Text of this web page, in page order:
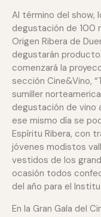
Al término del show,
degustación de 100
Origen Ribera de
degustarán
comenzará la
sección Cine&Vino,
sumiller
degustación de vino
ese mismo día se
Espíritu Ribera, con
jóvenes modistos
vestidos de los
ocasión todos
del año para el
En la Gran Gala del